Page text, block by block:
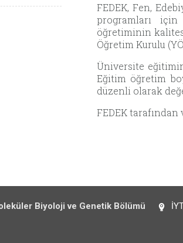
FEDEK, Fen,
programları için
öğretiminin
Öğretim Kurulu
Üniversite
Eğitim öğretim
düzenli olarak
FEDEK
Biyoloji ve Genetik Bölümü